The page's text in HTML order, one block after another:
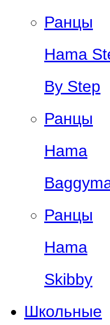
Ранцы
Hama
By Step
Ранцы
Hama
Ранцы
Hama
Skibby
Школьные